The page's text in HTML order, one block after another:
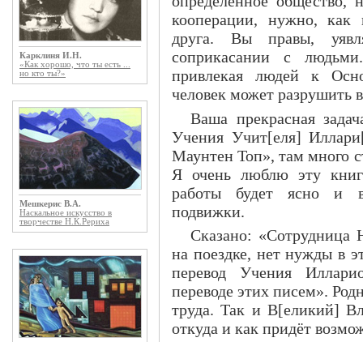
Карклиня И.Н.
«Как хорошо, что ты есть ...
но кто ты?»
Мешкерис В.А.
Наскальное искусство в
творчестве Н.К.Рериха
кооперации, нужно, как
друга. Вы правы,
соприкасании с
привлекая людей к
человек может разрушить
Ваша прекрасная
Учения Учит[еля]
Маунтен Топ», там много
Я очень люблю эту
работы будет ясно и
подвижки.
Сказано: «Сотрудница
на поездке, нет нужды в
перевод Учения
переводе этих писем».
труда. Так и В[еликий]
откуда и как придёт